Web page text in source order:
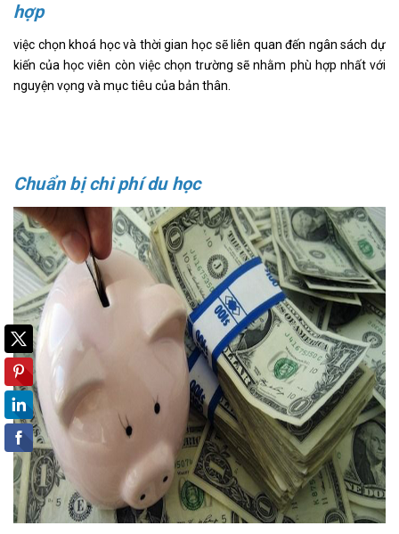
hợp
việc chọn khoá học và thời gian học sẽ liên quan đến ngân sách dự
kiến của học viên còn việc chọn trường sẽ nhằm phù hợp nhất với
nguyện vọng và mục tiêu của bản thân.
Chuẩn bị chi phí du học